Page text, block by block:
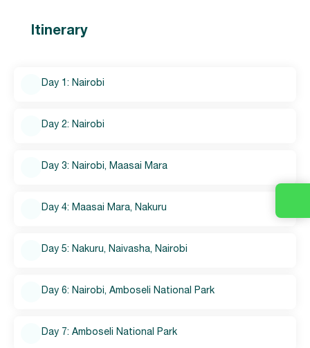
Itinerary
Day 1: Nairobi
Day 2: Nairobi
Day 3: Nairobi, Maasai Mara
Day 4: Maasai Mara, Nakuru
Day 5: Nakuru, Naivasha, Nairobi
Day 6: Nairobi, Amboseli National Park
Day 7: Amboseli National Park